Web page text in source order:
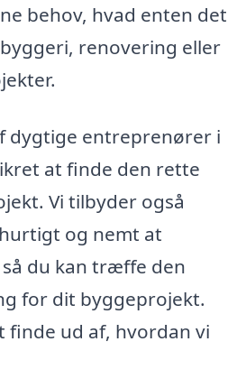
behov, hvad enten det
renovering eller
dygtige entreprenører i
at finde den rette
Vi tilbyder også
og nemt at
du kan træffe den
for dit byggeprojekt.
finde ud af, hvordan vi